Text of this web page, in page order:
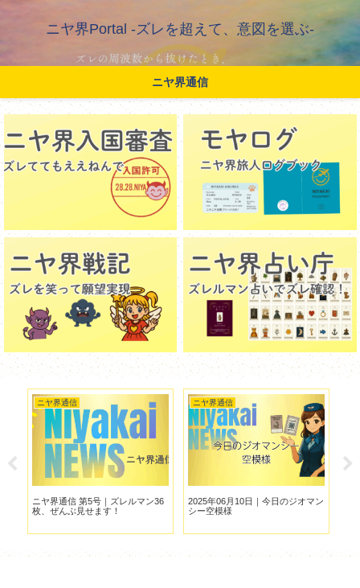
ニヤ界Portal -ズレを超えて、意図を選ぶ-
ニヤ界通信
ニヤ界通信
ニヤ界通信 第5号｜ズレルマン36
枚、ぜんぶ見せます！
ニヤ界通信
2025年06月10日｜今日のジオマン
シー空模様